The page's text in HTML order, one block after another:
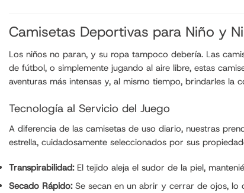
Camisetas Deportivas para Niño y
Los niños no paran, y su ropa tampoco debería. Las
de fútbol, o simplemente jugando al aire libre, estas
aventuras más intensas y, al mismo tiempo, brindarles la
Tecnología al Servicio del Juego
A diferencia de las camisetas de uso diario, nuestras
estrella, cuidadosamente seleccionados por sus
Transpirabilidad:El tejido aleja el sudor de la piel,
Secado Rápido:Se secan en un abrir y cerrar de ojos, lo